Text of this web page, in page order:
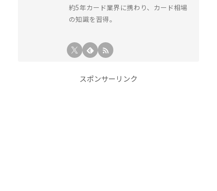
約5年カード業界に携わり、カード相場
の知識を習得。
スポンサーリンク